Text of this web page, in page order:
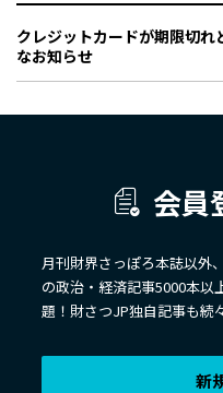
クレジットカードが期限切
なお知らせ
会員
月刊財界さっぽろ本誌以外
の政治・経済記事5000本以
題！財さつJP独自記事も続
新